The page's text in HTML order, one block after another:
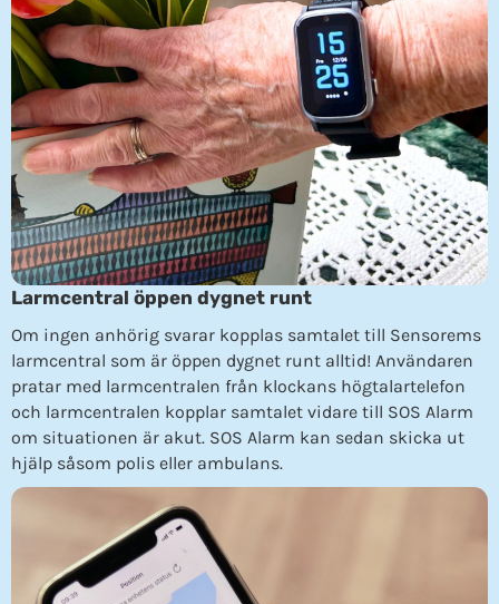
Larmcentral öppen dygnet runt
Om ingen anhörig svarar kopplas samtalet till Sensorems
larmcentral som är öppen dygnet runt alltid! Användaren
pratar med larmcentralen från klockans högtalartelefon
och larmcentralen kopplar samtalet vidare till SOS Alarm
om situationen är akut. SOS Alarm kan sedan skicka ut
hjälp såsom polis eller ambulans.